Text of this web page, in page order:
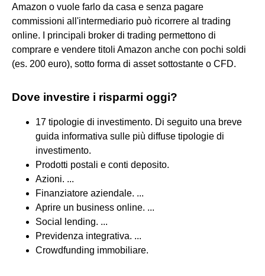
Amazon o vuole farlo da casa e senza pagare
commissioni all'intermediario può ricorrere al trading
online. I principali broker di trading permettono di
comprare e vendere titoli Amazon anche con pochi soldi
(es. 200 euro), sotto forma di asset sottostante o CFD.
Dove investire i risparmi oggi?
17 tipologie di investimento. Di seguito una breve
guida informativa sulle più diffuse tipologie di
investimento.
Prodotti postali e conti deposito.
Azioni. ...
Finanziatore aziendale. ...
Aprire un business online. ...
Social lending. ...
Previdenza integrativa. ...
Crowdfunding immobiliare.